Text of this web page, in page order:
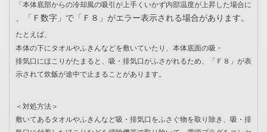
「本体底部からの冷却風の吸引が上手くいかず内部温度が上昇した場合に
、「Ｆ数字」で「Ｆ８」がエラー表示される場合があります。
たとえば、
本体の下にタオルやふきんなどを敷いていたり、本体底面の吸・
排気口にほこりがたまると、吸・排気口がふさがれるため、「Ｆ８」が表
示されて炊飯が途中で止まることがあります。
＜対処方法＞
敷いてあるタオルやふきんなど吸・排気口をふさぐ物を取り除き、吸・排